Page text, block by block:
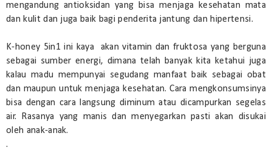
mengandung antioksidan yang bisa menjaga kesehatan mata
dan kulit dan juga baik bagi penderita jantung dan hipertensi.
K-honey 5in1 ini kaya akan vitamin dan fruktosa yang berguna
sebagai sumber energi, dimana telah banyak kita ketahui juga
kalau madu mempunyai segudang manfaat baik sebagai obat
dan maupun untuk menjaga kesehatan. Cara mengkonsumsinya
bisa dengan cara langsung diminum atau dicampurkan segelas
air. Rasanya yang manis dan menyegarkan pasti akan disukai
oleh anak-anak.
.